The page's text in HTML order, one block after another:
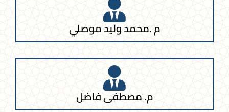
م .محمد وليد موصلي
م. مصطفى فاضل